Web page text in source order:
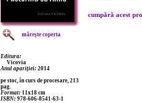
mărește coperta
Editura:
Vicovia
Anul apariției: 2014
pe stoc, în curs de procesare, 213
pag.
Format: 11x18 cm
ISBN: 978-606-8541-63-1
cumpără acest